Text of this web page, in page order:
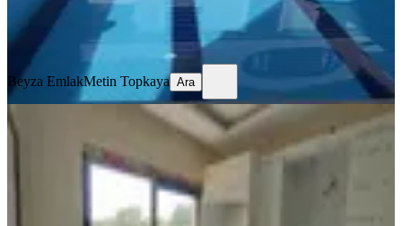
Beyza Emlak Metin Topkaya
Beyza EmlakMetin Topkaya Ara
İzmir Menderes'te Kiralık 4+1 Yeni
Tripleks
İzmir, Menderes
4+1
·150 m²